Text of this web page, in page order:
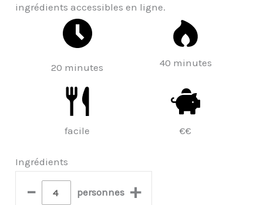
ingrédients accessibles en ligne.
20 minutes 40 minutes
facile €€
Ingrédients
– personnes +